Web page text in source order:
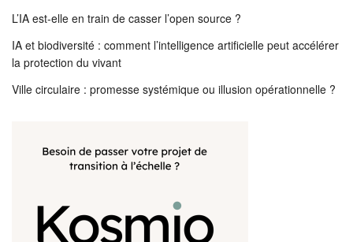
L’IA est-elle en train de casser l’open source ?
IA et biodiversité : comment l’intelligence artificielle peut accélérer
la protection du vivant
Ville circulaire : promesse systémique ou illusion opérationnelle ?